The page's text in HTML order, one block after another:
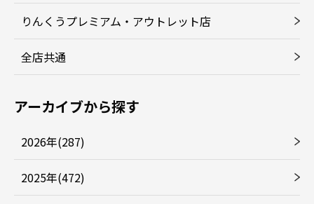
りんくうプレミアム・アウトレット店
全店共通
アーカイブから探す
2026年(287)
2025年(472)